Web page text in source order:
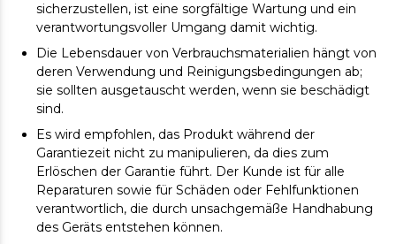
sicherzustellen, ist eine sorgfältige Wartung und ein
verantwortungsvoller Umgang damit wichtig.
Die Lebensdauer von Verbrauchsmaterialien hängt von
deren Verwendung und Reinigungsbedingungen ab;
sie sollten ausgetauscht werden, wenn sie beschädigt
sind.
Es wird empfohlen, das Produkt während der
Garantiezeit nicht zu manipulieren, da dies zum
Erlöschen der Garantie führt. Der Kunde ist für alle
Reparaturen sowie für Schäden oder Fehlfunktionen
verantwortlich, die durch unsachgemäße Handhabung
des Geräts entstehen können.